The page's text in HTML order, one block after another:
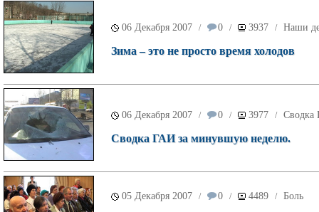
06 Декабря 2007 / 0 / 3937 / Наши
Зима – это не просто время холодов
06 Декабря 2007 / 0 / 3977 / Сводка
Сводка ГАИ за минувшую неделю.
05 Декабря 2007 / 0 / 4489 / Боль